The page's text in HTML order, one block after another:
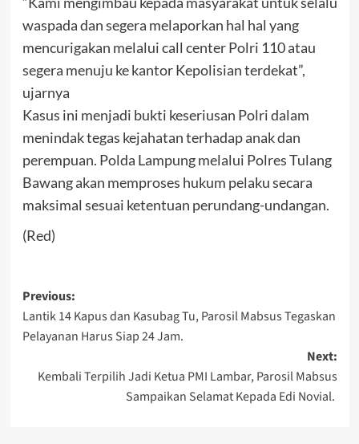
waspada dan segera melaporkan hal hal yang
mencurigakan melalui call center Polri 110 atau
segera menuju ke kantor Kepolisian terdekat”,
ujarnya
Kasus ini menjadi bukti keseriusan Polri dalam
menindak tegas kejahatan terhadap anak dan
perempuan. Polda Lampung melalui Polres Tulang
Bawang akan memproses hukum pelaku secara
maksimal sesuai ketentuan perundang-undangan.
(Red)
Post
navigation
Previous:
Lantik 14 Kapus dan Kasubag Tu, Parosil Mabsus Tegaskan
Pelayanan Harus Siap 24 Jam‎‎.
Next:
Kembali Terpilih Jadi Ketua PMI Lambar, Parosil Mabsus
Sampaikan Selamat Kepada Edi Novial.